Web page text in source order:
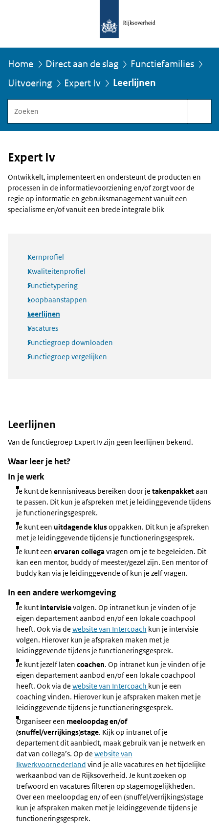
U
bevindt
zich
hier:
Home Direct aan de slag
Functiefamilies
Uitvoering
Expert Iv Leerlijnen
binnen
Functiegebouw
Expert Iv
Ontwikkelt, implementeert en ondersteunt de producten en
processen in de informatievoorziening en/of zorgt voor de
regie op informatie en gebruiksmanagement vanuit een
specialisme en/of vanuit een brede integrale blik
Kernprofiel
Kwaliteitenprofiel
Functietypering
Loopbaanstappen
Leerlijnen
Vacatures
Functiegroep downloaden
Functiegroep vergelijken
Leerlijnen
Van de functiegroep Expert Iv zijn geen leerlijnen bekend.
Waar leer je het?
In je werk
Je kunt de kennisniveaus bereiken door je takenpakketaan
te passen. Dit kun je afspreken met je leidinggevende tijdens
je functioneringsgesprek.
Je kunt een uitdagende klusoppakken. Dit kun je afspreken
met je leidinggevende tijdens je functioneringsgesprek.
Je kunt een ervaren collegavragen om je te begeleiden. Dit
kan een mentor, buddy of meester/gezel zijn. Een mentor of
buddy kan via je leidinggevende of kun je zelf vragen.
In een andere werkomgeving
Je kunt intervisievolgen. Op intranet kun je vinden of je
eigen departement aanbod en/of een lokale coachpool
heeft. Ook via de website van Intercoach kun je intervisie
volgen. Hierover kun je afspraken maken met je
leidinggevende tijdens je functioneringsgesprek.
Je kunt jezelf laten coachen. Op intranet kun je vinden of je
eigen departement aanbod en/of een lokale coachpool
heeft. Ook via de website van Intercoach kun je een
coaching vinden. Hierover kun je afspraken maken met je
leidinggevende tijdens je functioneringsgesprek.
Organiseer een meeloopdag en/of
(snuffel/verrijkings)stage. Kijk op intranet of je
departement dit aanbiedt, maak gebruik van je netwerk en
dat van collega’s. Op de website van
Ikwerkvoornederland vind je alle vacatures en het tijdelijke
werkaanbod van de Rijksoverheid. Je kunt zoeken op
trefwoord en vacatures filteren op stagemogelijkheden.
Over een meeloopdag en/ of een (snuffel/verrijkings)stage
kun je afspraken maken met je leidinggevende tijdens je
functioneringsgesprek.